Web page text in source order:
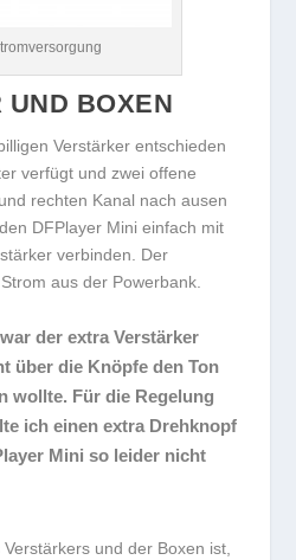
UND BOXEN
Verstärker entschieden
verfügt und zwei offene
rechten Kanal nach ausen
DFPlayer Mini einfach mit
verbinden. Der
aus der Powerbank.
der extra Verstärker
über die Knöpfe den Ton
wollte. Für die Regelung
ich einen extra Drehknopf
Mini so leider nicht
und der Boxen ist,